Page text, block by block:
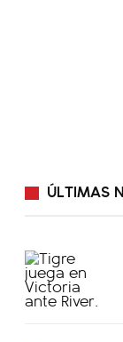
ÚLTIMAS